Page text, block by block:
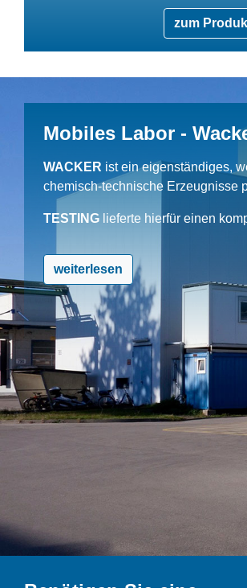
zum
Mobiles Labor -
WACKER ist ein eigenständiges,
chemisch-technische Erzeugnisse
TESTING lieferte hierfür einen
weiterlesen